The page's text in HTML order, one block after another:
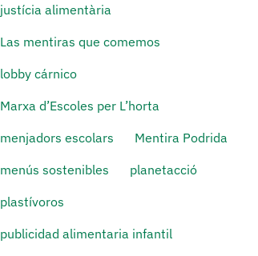
justícia alimentària
Las mentiras que comemos
lobby cárnico
Marxa d’Escoles per L’horta
menjadors escolars
Mentira Podrida
menús sostenibles
planetacció
plastívoros
publicidad alimentaria infantil